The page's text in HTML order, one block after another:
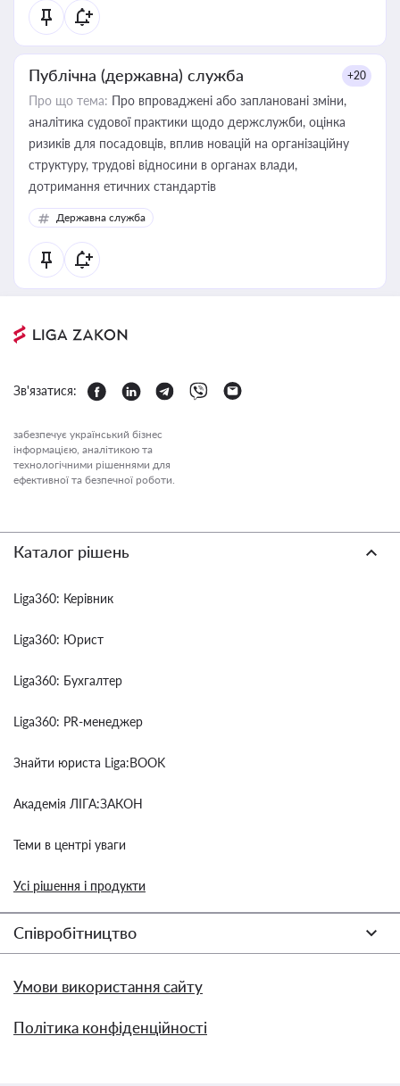
Публічна (державна) служба +20
Про що тема: Про впроваджені або заплановані зміни,
аналітика судової практики щодо держслужби, оцінка
ризиків для посадовців, вплив новацій на організаційну
структуру, трудові відносини в органах влади,
дотримання етичних стандартів
Державна служба
Зв'язатися:
забезпечує український бізнес
інформацією, аналітикою та
технологічними рішеннями для
ефективної та безпечної роботи.
Каталог рішень
Liga360: Керівник
Liga360: Юрист
Liga360: Бухгалтер
Liga360: PR-менеджер
Знайти юриста Liga:BOOK
Академія ЛІГА:ЗАКОН
Теми в центрі уваги
Усі рішення і продукти
Співробітництво
Умови використання сайту
Політика конфіденційності